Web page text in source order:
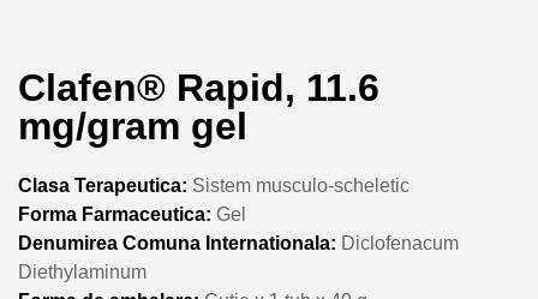
Clafen® Rapid, 11.6
mg/gram gel
Clasa Terapeutica: Sistem musculo-scheletic
Forma Farmaceutica: Gel
Denumirea Comuna Internationala: Diclofenacum
Diethylaminum